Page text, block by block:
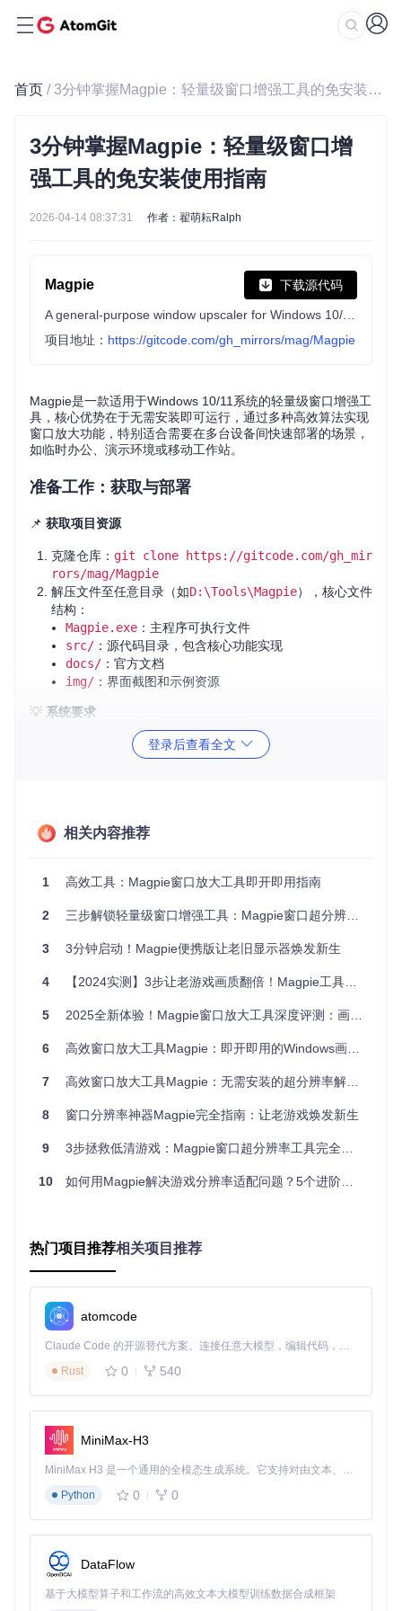
首页 / 3分钟掌握Magpie：轻量级窗口增强工具的免安装使用指南
3分钟掌握Magpie：轻量级窗口增
强工具的免安装使用指南
2026-04-14 08:37:31 作者：翟萌耘Ralph
Magpie 下载源代码
项目地址： https://gitcode.com/gh_mirrors/mag/Magpie
Magpie是一款适用于Windows 10/11系统的轻量级窗口增强工
具，核心优势在于无需安装即可运行，通过多种高效算法实现
窗口放大功能，特别适合需要在多台设备间快速部署的场景，
如临时办公、演示环境或移动工作站。
准备工作：获取与部署
📌 获取项目资源
克隆仓库： git clone https://gitcode.com/gh_mir
rors/mag/Magpie
解压文件至任意目录（如D:\Tools\Magpie），核心文件
结构：
Magpie.exe ：主程序可执行文件
src/ ：源代码目录，包含核心功能实现
docs/ ：官方文档
img/ ：界面截图和示例资源
💡 系统要求
Windows 10 v1903+ 或 Windows 11
DirectX 11以上显卡
双击解压目录中的Magpie.exe，首次运行若出现Windows D
图1：Magpie主界面，显示快捷键配置与工具栏设置区域
2. 配置缩放参数
🔍基础设置流程
在左侧导航栏选择"缩放模式"
从下拉菜单选择放大算法（如Anime4K适合动画、FSR适
合3D场景）
设置目标分辨率（建议不超过显示器物理分辨率的150%）
关键技术模块
缩放算法实现：[src/Magpie.Core/Renderer.cpp]
效果参数配置：[src/Effects/]
式）激活缩放
通过顶部工具栏调整帧率显示、截图等功能
图2：像素风格游戏经Magpie放大后的效果对比
进阶技巧：性能优化与自定义
性能调优策略
降低负载：关闭非必要效果（如[src/Effects/ACNet.hlsl]）
分辨率控制
后台进程管理：关闭其他GPU密集型应用
快捷键自定义
高级用户可修改[src/Magpie/ShortcutService.cpp]调整快捷
键，默认组合：
Alt+Shift+D：切换主题
Alt+Shift+S
常见问题解答
登录后查看全文
相关内容推荐
1 高效工具：Magpie窗口放大工具即开即用指南
2 三步解锁轻量级窗口增强工具：Magpie窗口超分辨率技术与便携部署指南
3 3分钟启动！Magpie便携版让老旧显示器焕发新生
4 【2024实测】3步让老游戏画质翻倍！Magpie工具全场景应用指南
5 2025全新体验！Magpie窗口放大工具深度评测：画质与性能的完美平衡
6 高效窗口放大工具Magpie：即开即用的Windows画质提升方案
7 高效窗口放大工具Magpie：无需安装的超分辨率解决方案
8 窗口分辨率神器Magpie完全指南：让老游戏焕发新生
9 3步拯救低清游戏：Magpie窗口超分辨率工具完全指南
10 如何用Magpie解决游戏分辨率适配问题？5个进阶技巧提升画质体验
热门项目推荐相关项目推荐
atomcode
Claude Code 的开源替代方案。连接任意大模型，编辑代码，运行命令，自动验证 — 全自动执行。用 Rust 构建，极致性能。 ｜ An open-source alternative to Claude Code. Connect any LLM, edit code, run commands, and verify changes — autonomously. Built in Rust for speed. Get Started
Rust
0 540
MiniMax-H3
MiniMax H3 是一个通用的全模态生成系统。它支持对由文本、图像、视频和音频组成的多模态上下文进行统一理解，并能生成分辨率高达 2K、时长可达 15 秒的带原生立体声音频的视频。得益于面向任务泛化的系统设计，H3 在预训练阶段就已具备广泛的多模态上下文理解与生成能力，能够出色地执行复杂的多模态指令。
Python
0 0
DataFlow
基于大模型算子和工作流的高效文本大模型训练数据合成框架